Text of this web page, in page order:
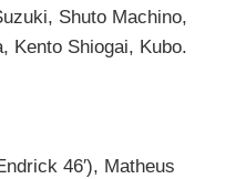
Shuto Machino,
Kento Shiogai, Kubo.
46′), Matheus